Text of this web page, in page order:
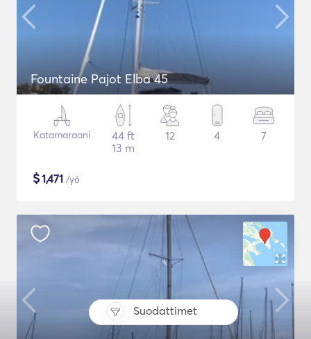
Suodattimet
Fountaine Pajot Elba 45
Katamaraani
44 ft
13 m
12 4 7
$1,471 /yö